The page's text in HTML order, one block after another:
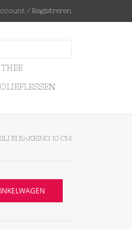
/ Registreren
OLIEFLESSEN
EI BAKRING 10 CM